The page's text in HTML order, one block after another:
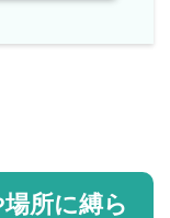
所に縛ら